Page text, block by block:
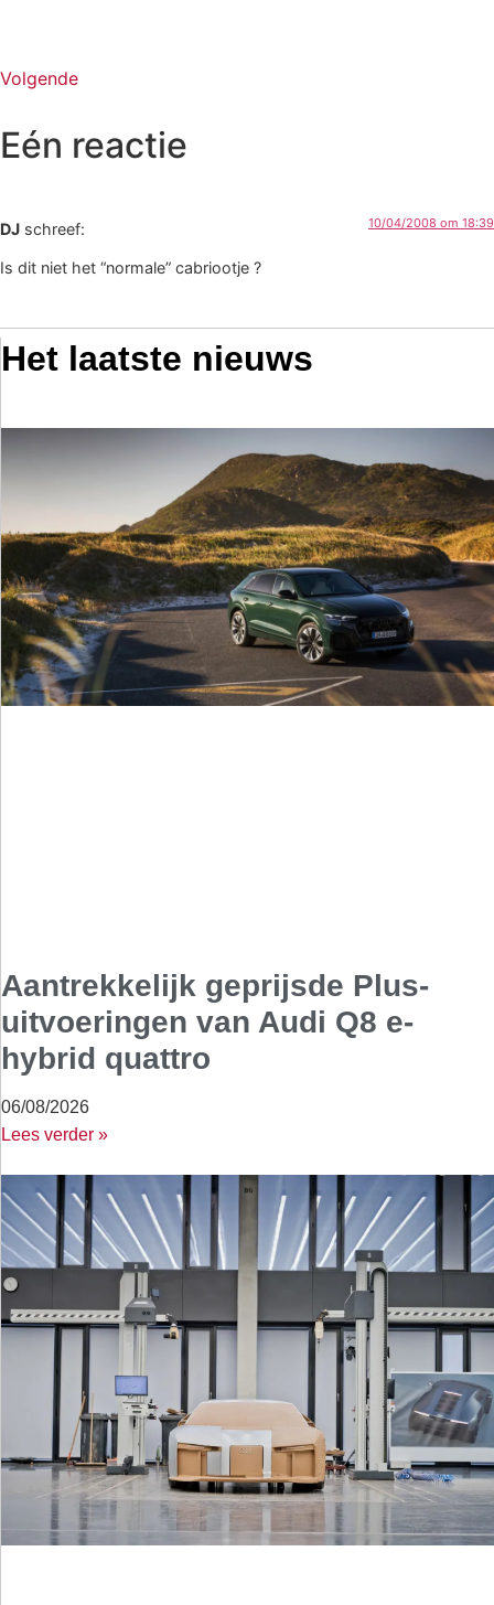
Volgende
Eén reactie
DJ schreef: 10/04/2008 om 18:39
Is dit niet het “normale” cabriootje ?
Het laatste nieuws
Aantrekkelijk geprijsde Plus-
uitvoeringen van Audi Q8 e-
hybrid quattro
06/08/2026
Lees verder »